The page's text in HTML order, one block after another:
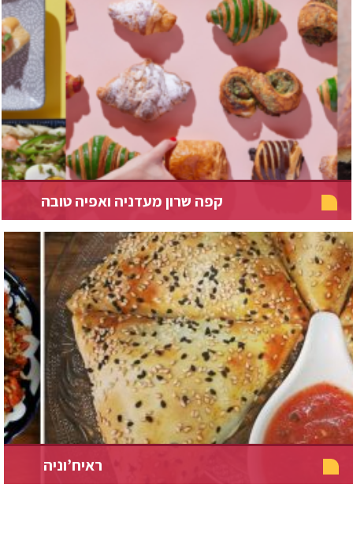
קפה שרון מעדניה ואפיה טובה
ראיח’וניה